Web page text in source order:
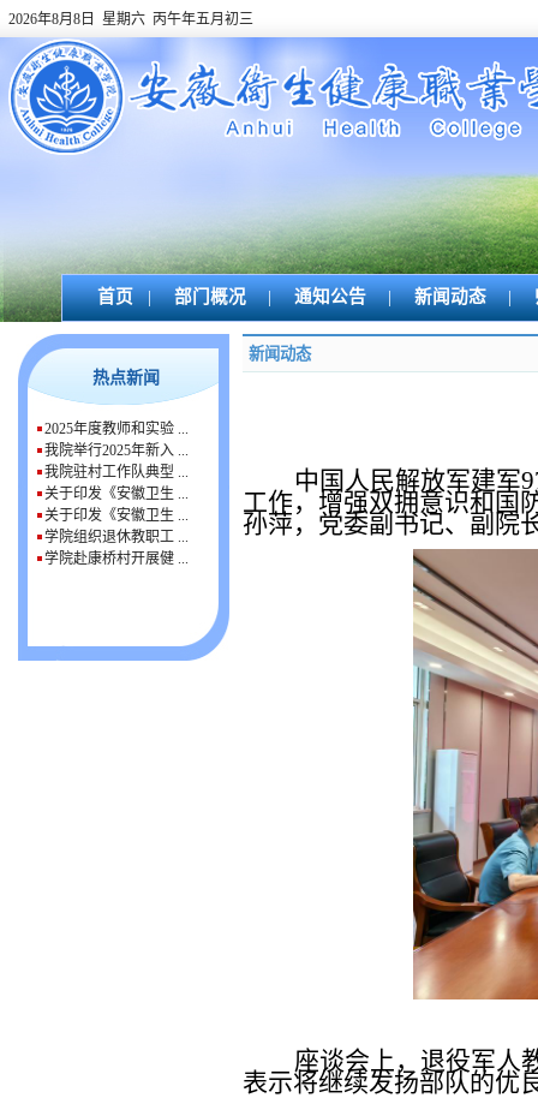
2026年8月8日 星期六 丙午年五月初三
首页 | 部门概况 | 通知公告 | 新闻动态 |
热点新闻
2025年度教师和实验 ...
我院举行2025年新入 ...
我院驻村工作队典型 ...
关于印发《安徽卫生 ...
关于印发《安徽卫生 ...
学院组织退休教职工 ...
学院赴康桥村开展健 ...
新闻动态
中国人民解放军建军
工作，增强双拥意识和国
孙萍，党委副书记、副院
座谈会上，退役军人
表示将继续发扬部队的优